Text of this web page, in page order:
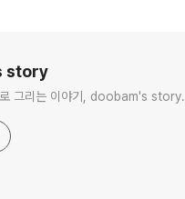
story
그리는 이야기, doobam's story.